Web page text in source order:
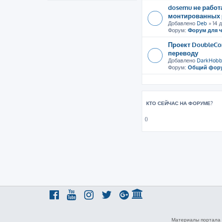
dosemu не
монтированных
Добавлено Deb » 14
Форум: Форум для
Проект
переводу
Добавлено
Форум: Общий
КТО СЕЙЧАС НА ФОРУМЕ?
()
Материалы портала